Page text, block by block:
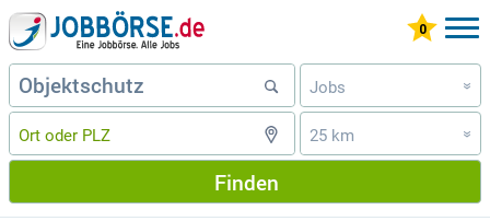
Jobs »
25 km »
Finden